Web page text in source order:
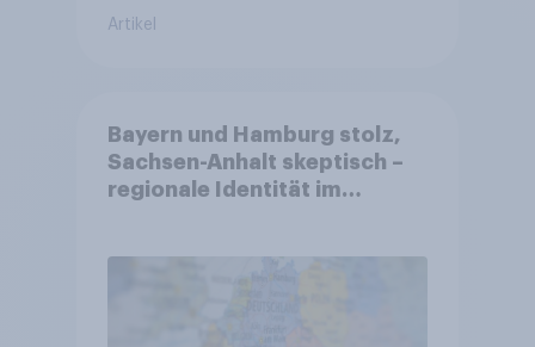
Artikel
Bayern und Hamburg stolz,
Sachsen-Anhalt skeptisch –
regionale Identität im